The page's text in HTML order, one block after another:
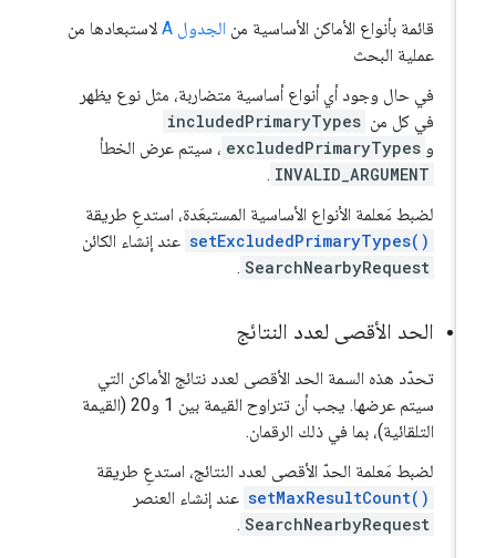
قائمة بأنواع الأماكن الأساسية من الجدول A لاستبعادها من
عملية البحث
في حال وجود أي أنواع أساسية متضاربة، مثل نوع يظهر
في كل من includedPrimaryTypes
excludedPrimaryTypes ، سيتم عرض الخطأ
INVALID_ARGUMENT
.
لضبط مَعلمة الأنواع الأساسية المستبعَدة، استدعِ طريقة
setExcludedPrimaryTypes() عند إنشاء الكائن
SearchNearbyRequest
.
الحد الأقصى لعدد النتائج
تحدّد هذه السمة الحد الأقصى لعدد نتائج الأماكن التي
سيتم عرضها. يجب أن تتراوح القيمة بين 1 و20 (القيمة
التلقائية)، بما في ذلك الرقمان.
لضبط مَعلمة الحدّ الأقصى لعدد النتائج، استدعِ طريقة
setMaxResultCount() عند إنشاء العنصر
SearchNearbyRequest
.